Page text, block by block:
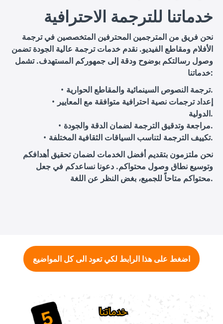
خدماتنا للترجمة الاحترافية
نحن فريق من المترجمين المحترفين المتخصصين في ترجمة
الأفلام ومقاطع الفيديو. نقدم خدمات ترجمة عالية الجودة تضمن
وصول رسالتكم بوضوح ودقة إلى جمهوركم المستهدف. تشمل
خدماتنا:
ترجمة النصوص السينمائية والمقاطع الحوارية.
إعداد ترجمات نصية احترافية متوافقة مع المعايير
الدولية.
مراجعة وتدقيق الترجمة لضمان الدقة والجودة.
تكييف الترجمة لتناسب السياقات الثقافية المختلفة.
نحن ملتزمون بتقديم أفضل الخدمات لضمان تحقيق أهدافكم
وتوسيع نطاق وصول محتواكم. دعونا نساعدكم في جعل
محتواكم متاحاً للجميع، بغض النظر عن اللغة.
اضغط على هذا الرابط لكي تعود الى كل المواضيع